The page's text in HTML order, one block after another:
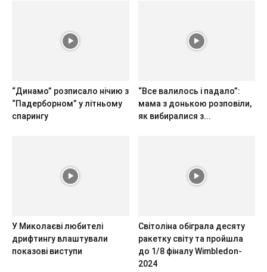
“Динамо” розписало нічию з
“Падерборном” у літньому
спарингу
“Все валилось і падало”:
мама з донькою розповіли,
як вибиралися з...
У Миколаєві любителі
дрифтингу влаштували
показові виступи
Світоліна обіграла десяту
ракетку світу та пройшла
до 1/8 фіналу Wimbledon-
2024